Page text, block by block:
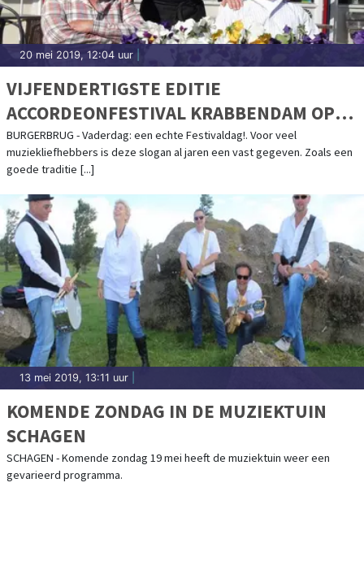
20 mei 2019, 12:04 uur
VIJFENDERTIGSTE EDITIE
ACCORDEONFESTIVAL KRABBENDAM OP
VADERDAG IN BURGERBRUG
BURGERBRUG - Vaderdag: een echte Festivaldag!. Voor veel
muziekliefhebbers is deze slogan al jaren een vast gegeven. Zoals een
goede traditie [...]
13 mei 2019, 13:11 uur
KOMENDE ZONDAG IN DE MUZIEKTUIN
SCHAGEN
SCHAGEN - Komende zondag 19 mei heeft de muziektuin weer een
gevarieerd programma.